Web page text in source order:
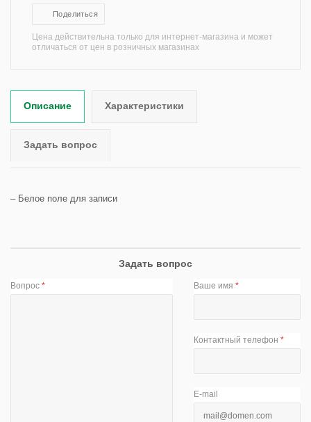
Поделиться
Цена действительна только для интернет-магазина и может
отличаться от цен в розничных магазинах
Описание Характеристики
Задать вопрос
– Белое поле для записи
Задать вопрос
Вопрос * Ваше имя*
Контактный телефон*
E-mail